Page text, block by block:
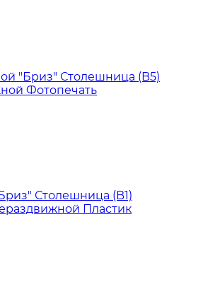
"Бриз" Столешница (B5)
Фотопечать
Столешница (B1)
Пластик